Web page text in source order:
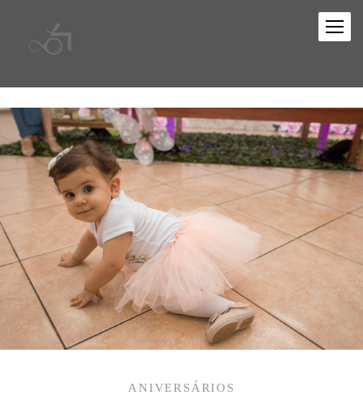
ANIVERSÁRIOS